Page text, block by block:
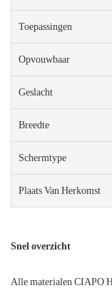
Toepassingen
Opvouwbaar
Geslacht
Breedte
Schermtype
Plaats Van Herkomst
Snel overzicht
Alle materialen CIAPO